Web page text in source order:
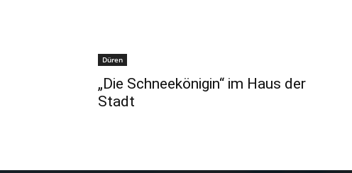
Düren
„Die Schneekönigin“ im Haus der
Stadt